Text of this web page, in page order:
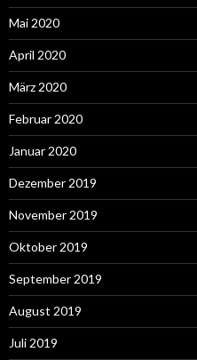
Mai 2020
April 2020
März 2020
Februar 2020
Januar 2020
Dezember 2019
November 2019
Oktober 2019
September 2019
August 2019
Juli 2019